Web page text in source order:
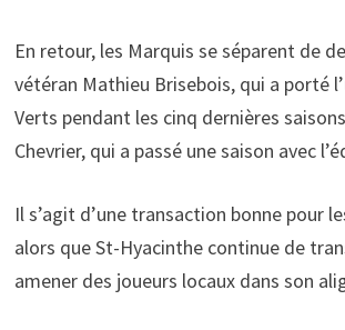
En retour, les Marquis se séparent de
vétéran Mathieu Brisebois, qui a porté
Verts pendant les cinq dernières
Chevrier, qui a passé une saison avec
Il s’agit d’une transaction bonne pour
alors que St-Hyacinthe continue de
amener des joueurs locaux dans son